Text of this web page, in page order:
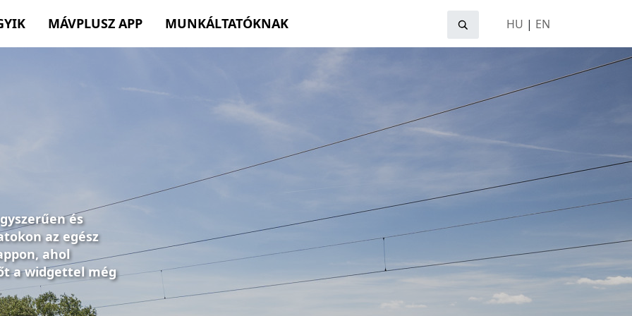
MÁVPLUSZ APP MUNKÁLTATÓKNAK HU | EN
és
az egész
ahol
a widgettel még